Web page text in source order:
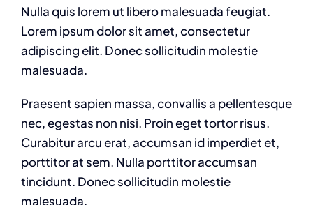
Nulla quis lorem ut libero malesuada feugiat.
Lorem ipsum dolor sit amet, consectetur
adipiscing elit. Donec sollicitudin molestie
malesuada.
Praesent sapien massa, convallis a pellentesque
nec, egestas non nisi. Proin eget tortor risus.
Curabitur arcu erat, accumsan id imperdiet et,
porttitor at sem. Nulla porttitor accumsan
tincidunt. Donec sollicitudin molestie
malesuada.